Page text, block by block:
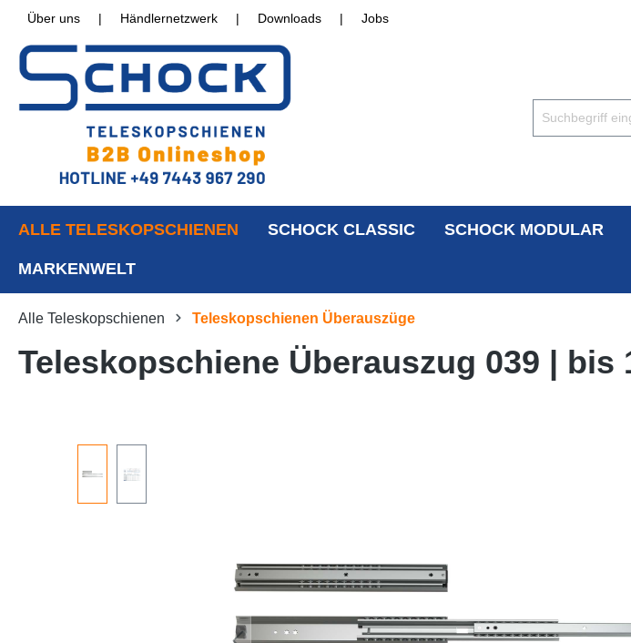
Über uns | Händlernetzwerk | Downloads | Jobs
ALLE TELESKOPSCHIENEN SCHOCK CLASSIC SCHOCK MODULAR
MARKENWELT
Alle Teleskopschienen Teleskopschienen Überauszüge
Teleskopschiene Überauszug 039 | bis